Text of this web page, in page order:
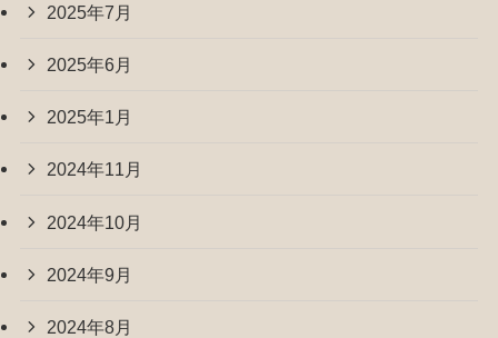
2025年7月
2025年6月
2025年1月
2024年11月
2024年10月
2024年9月
2024年8月